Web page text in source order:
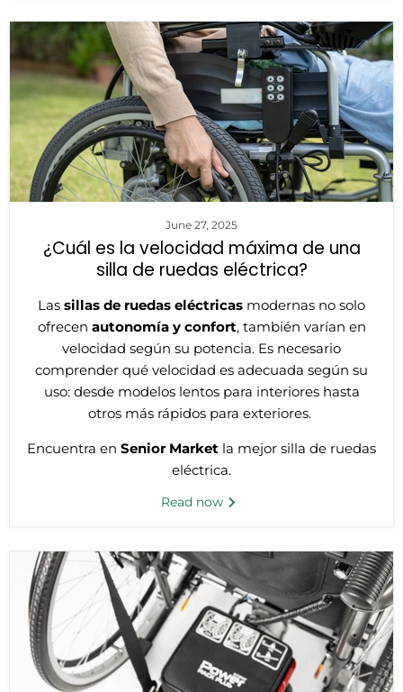
June 27, 2025
¿Cuál es la velocidad máxima de una
silla de ruedas eléctrica?
Las sillas de ruedas eléctricas modernas no solo
ofrecen autonomía y confort, también varían en
velocidad según su potencia. Es necesario
comprender qué velocidad es adecuada según su
uso: desde modelos lentos para interiores hasta
otros más rápidos para exteriores.
Encuentra en Senior Market la mejor silla de ruedas
eléctrica.
Read now